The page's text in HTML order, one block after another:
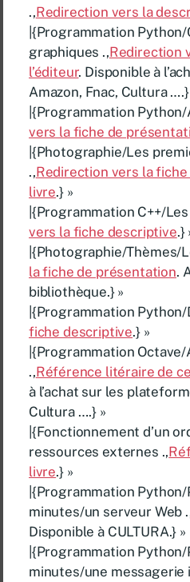
.,Redirection vers la
|{Programmation
graphiques .,Redirection
l’éditeur. Disponible à
Amazon, Fnac, Cultura ….}
|{Programmation
vers la fiche de
|{Photographie/Les
.,Redirection vers la
livre.} »
|{Programmation C++/
vers la fiche descriptive.}
|{Photographie/Thèmes/
la fiche de présentation.
bibliothèque.} »
|{Programmation Python/
fiche descriptive.} »
|{Programmation
.,Référence litéraire de
à l’achat sur les
Cultura ….} »
|{Fonctionnement d’un
ressources externes .,
livre.} »
|{Programmation
minutes/un serveur Web
Disponible à CULTURA.} »
|{Programmation
minutes/une messagerie